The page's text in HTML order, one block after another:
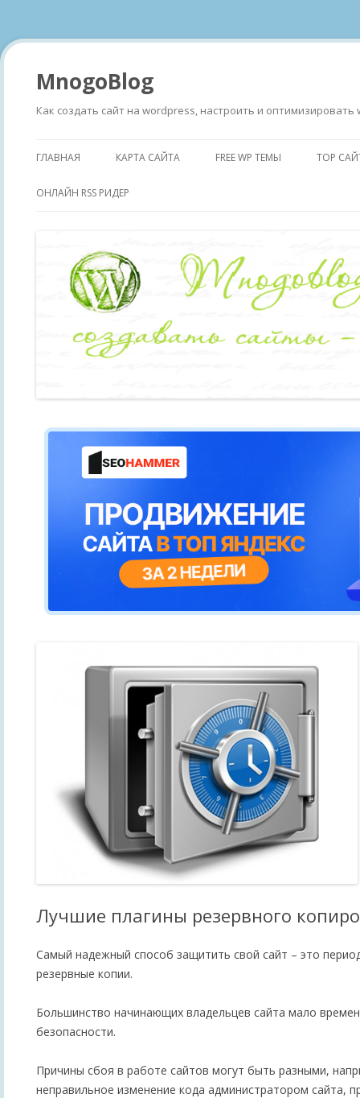
MnogoBlog
Как создать сайт на wordpress, настроить и оптимизировать
ГЛАВНАЯ КАРТА САЙТА FREE WP ТЕМЫ TOP
ОНЛАЙН RSS РИДЕР
Лучшие плагины резервного
Самый надежный способ защитить свой сайт – это
резервные копии.
Большинство начинающих владельцев сайта мало
безопасности.
Причины сбоя в работе сайтов могут быть разными,
неправильное изменение кода администратором сайта,